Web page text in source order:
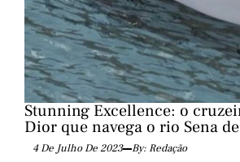
Stunning Excellence: o
Dior que navega o rio Sena
4 De Julho De 2023 By: Redação